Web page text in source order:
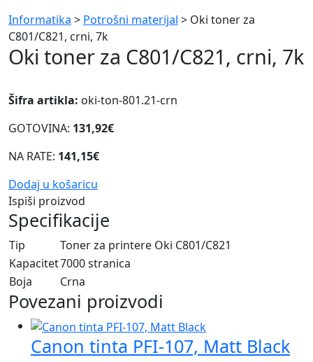
Informatika > Potrošni materijal > Oki toner za
C801/C821, crni, 7k
Oki toner za C801/C821, crni, 7k
Šifra artikla: oki-ton-801.21-crn
GOTOVINA: 131,92€
NA RATE: 141,15€
Dodaj u košaricu
Ispiši proizvod
Specifikacije
Tip
Toner za printere Oki C801/C821
Kapacitet7000 stranica
Boja
Crna
Povezani proizvodi
Canon tinta PFI-107, Matt Black